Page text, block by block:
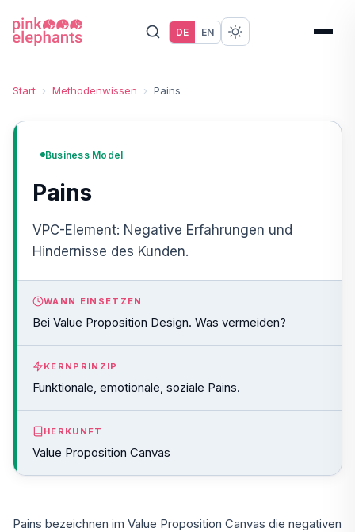
DE EN
Start › Methodenwissen › Pains
Business Model
Pains
VPC-Element: Negative Erfahrungen und
Hindernisse des Kunden.
WANN EINSETZEN
Bei Value Proposition Design. Was vermeiden?
KERNPRINZIP
Funktionale, emotionale, soziale Pains.
HERKUNFT
Value Proposition Canvas
Pains bezeichnen im Value Proposition Canvas die negativen